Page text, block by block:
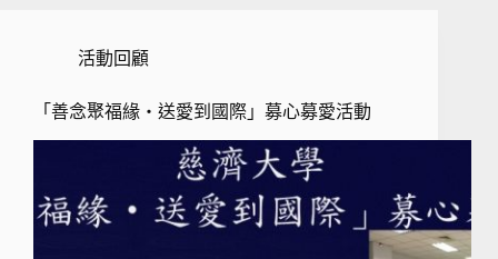
活動回顧
「善念聚福緣‧送愛到國際」募心募愛活動